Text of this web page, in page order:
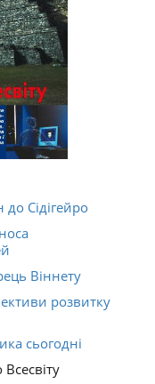
до Сідігейро
Віннету
розвитку
сьогодні